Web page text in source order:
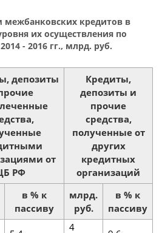
межбанковских кредитов в
их осуществления по
- 2016 гг., млрд. руб.
депозиты
от
РФ
Кредиты,
депозиты и
прочие
средства,
полученные от
других
кредитных
организаций
в % к
пассиву
млрд.
руб.
в % к
пассиву
4